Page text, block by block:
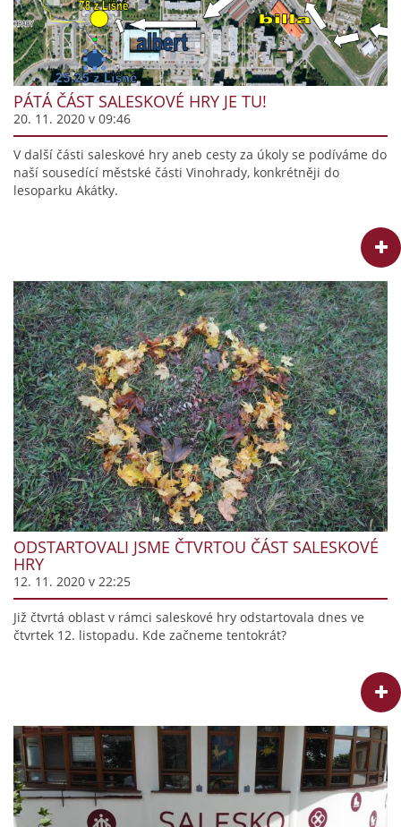
PÁTÁ ČÁST SALESKOVÉ HRY JE TU!
20. 11. 2020 v 09:46
V další části saleskové hry aneb cesty za úkoly se podíváme do
naší sousedící městské části Vinohrady, konkrétněji do
lesoparku Akátky.
ODSTARTOVALI JSME ČTVRTOU ČÁST SALESKOVÉ
HRY
12. 11. 2020 v 22:25
Již čtvrtá oblast v rámci saleskové hry odstartovala dnes ve
čtvrtek 12. listopadu. Kde začneme tentokrát?